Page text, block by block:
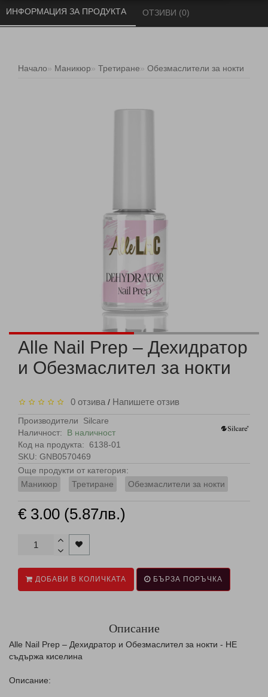
Начало Маникюр Третиране Обезмаслители за нокти
ИНФОРМАЦИЯ ЗА ПРОДУКТА ОТЗИВИ (0)
Alle Nail Prep – Дехидратор
и Обезмаслител за нокти
0 отзива / Напишете отзив
Производители
Silcare
Наличност: В наличност
Код на продукта: 6138-01
SKU: GNB0570469
Още продукти от категория:
Маникюр
Третиране Обезмаслители за нокти
€ 3.00 (5.87лв.)
ДОБАВИ В КОЛИЧКАТА БЪРЗА ПОРЪЧКА
Описание
Alle Nail Prep – Дехидратор и Обезмаслител за нокти - НЕ
съдържа киселина
Описание: